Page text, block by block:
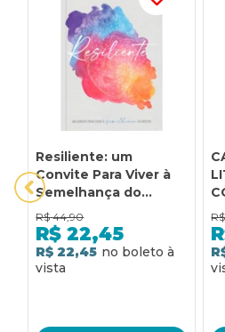
Resiliente: um
Convite Para Viver à
Semelhança do
Mestre: Um convite
para viver à
semelhança do
mestre
R$ 44,90
R$ 22,45
R$ 22,45
R$